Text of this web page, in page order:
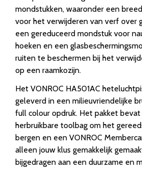
mondstukken, waaronder een
voor het verwijderen van verf over
een gereduceerd mondstuk voor
hoeken en een
ruiten te beschermen bij het
op een raamkozijn.
Het VONROC HA501AC
geleverd in een milieuvriendelijke
full colour opdruk. Het pakket
herbruikbare toolbag om het
bergen en een VONROC
alleen jouw klus gemakkelijk
bijgedragen aan een duurzame en